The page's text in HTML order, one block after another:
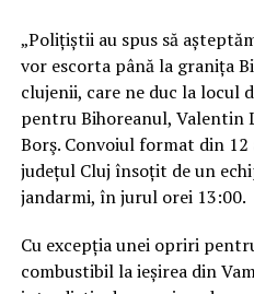
„Polițiștii au spus să
vor escorta până la granița
clujenii, care ne duc la locul
pentru Bihoreanul, Valentin
Borş. Convoiul format din
județul Cluj însoțit de un
jandarmi, în jurul orei 13:00.
Cu excepția unei opriri
combustibil la ieșirea din